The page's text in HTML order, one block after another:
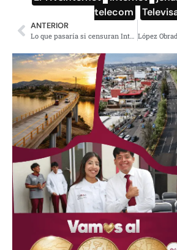
telecom
ANTERIOR
Lo que pasaría si censuran Internet #EPNvsInternet